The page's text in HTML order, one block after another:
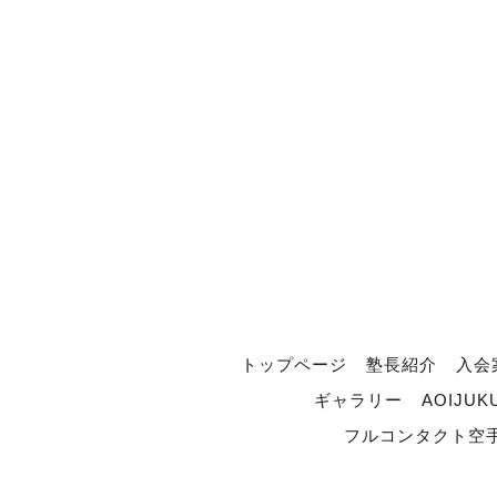
トップページ 塾長紹介
入
ギャラリー
フルコンタクト空